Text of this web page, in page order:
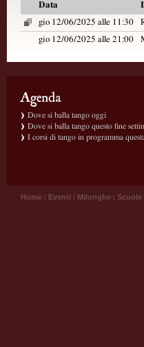
Data
gio 12/06/2025 alle 11:30
gio 12/06/2025 alle 21:00
Dove si balla tango oggi
Dove si balla tango questo fine
I corsi di tango in programma
Home | Eventi | Milonghe | Scuole